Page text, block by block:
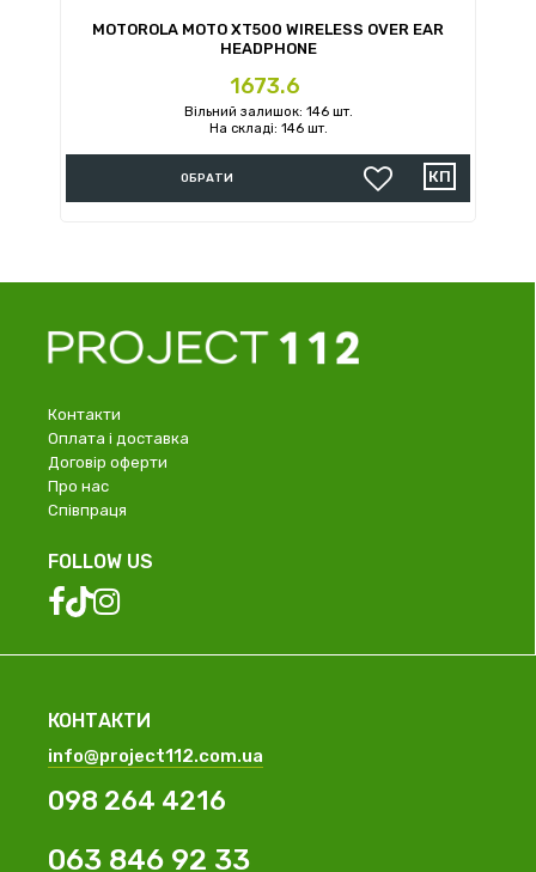
MOTOROLA MOTO XT500 WIRELESS OVER EAR
HEADPHONE
Ціна
1673.6
Вільний залишок: 146 шт.
На складі: 146 шт.
ОБРАТИ
Контакти
Оплата і доставка
Договір оферти
Про нас
Співпраця
FOLLOW US
КОНТАКТИ
info@project112.com.ua
098 264 4216
063 846 92 33